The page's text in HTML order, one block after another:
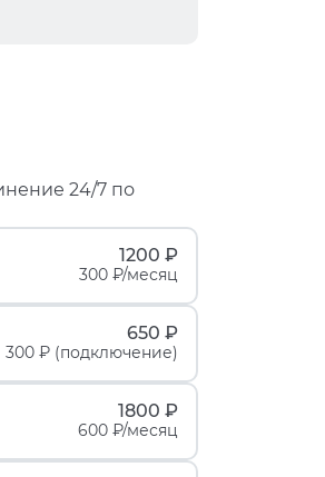
24/7 по
1200 ₽
300 ₽/месяц
650 ₽
300 ₽ (подключение)
1800 ₽
600 ₽/месяц